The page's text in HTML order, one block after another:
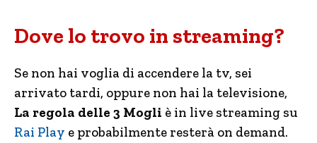
Dove lo trovo in streaming?
Se non hai voglia di accendere la tv, sei
arrivato tardi, oppure non hai la televisione,
La regola delle 3 Mogli è in live streaming su
Rai Play e probabilmente resterà on demand.